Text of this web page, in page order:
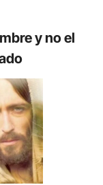
y no el